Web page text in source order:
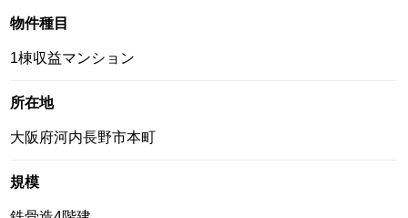
物件種目
1棟収益マンション
所在地
大阪府河内長野市本町
規模